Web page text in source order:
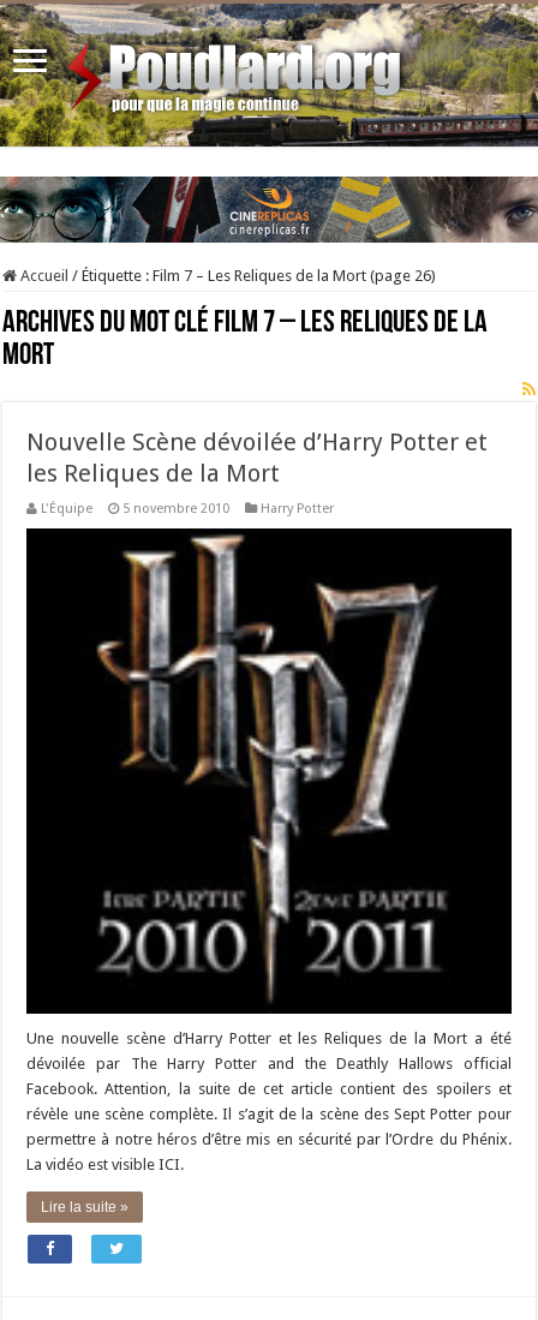
Accueil / Étiquette :Film 7 – Les Reliques de la Mort (page 26)
Archives du mot clé Film 7 – Les Reliques de la
Mort
Nouvelle Scène dévoilée d’Harry Potter et
les Reliques de la Mort
L'Équipe 5 novembre 2010 Harry Potter
Une nouvelle scène d’Harry Potter et les Reliques de la Mort a été
dévoilée par The Harry Potter and the Deathly Hallows official
Facebook. Attention, la suite de cet article contient des spoilers et
révèle une scène complète. Il s’agit de la scène des Sept Potter pour
permettre à notre héros d’être mis en sécurité par l’Ordre du Phénix.
La vidéo est visible ICI.
Lire la suite »